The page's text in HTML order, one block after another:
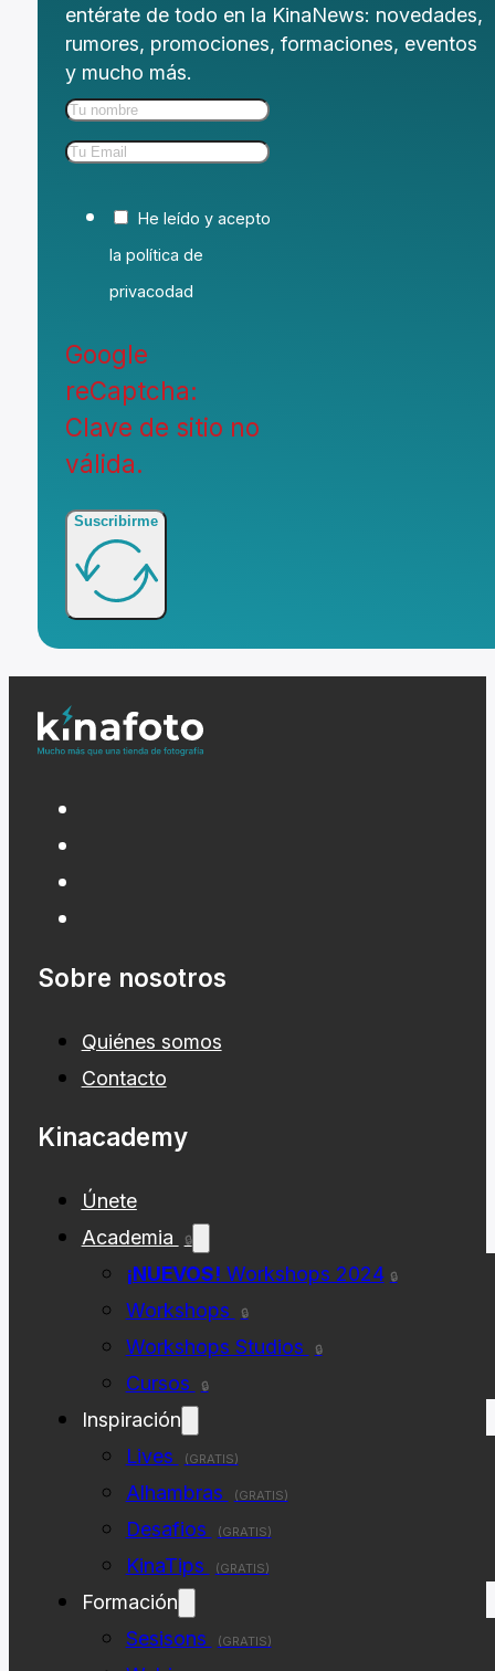
entérate de todo en la KinaNews: novedades,
rumores, promociones, formaciones, eventos
y mucho más.
He leído y acepto
la política de
privacodad
Google
reCaptcha:
Clave de sitio no
válida.
Suscribirme
Sobre nosotros
Quiénes somos
Contacto
Kinacademy
Únete
Academia
🔒
¡NUEVOS! Workshops 2024 🔒
Workshops 🔒
Workshops Studios 🔒
Cursos 🔒
Inspiración
Lives
(GRATIS)
Alhambras (GRATIS)
Desafios (GRATIS)
KinaTips (GRATIS)
Formación
Sesisons
(GRATIS)